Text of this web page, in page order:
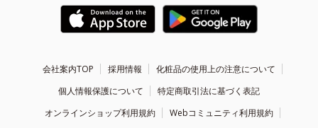
会社案内TOP 採用情報
化粧品の使用上の注意について
個人情報保護について
特定商取引法に基づく表記
オンラインショップ利用規約
Webコミュニティ利用規約